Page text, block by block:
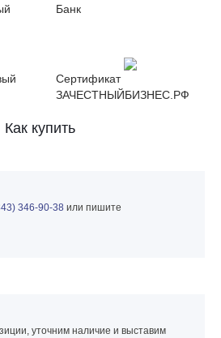
Банк
Сертификат
ЗАЧЕСТНЫЙБИЗНЕС.РФ
Как купить
346‑90‑38 или пишите
уточним наличие и выставим